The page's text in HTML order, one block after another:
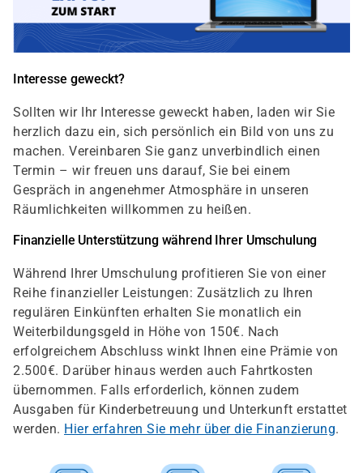
Interesse geweckt?
Sollten wir Ihr Interesse geweckt haben, laden wir Sie
herzlich dazu ein, sich persönlich ein Bild von uns zu
machen. Vereinbaren Sie ganz unverbindlich einen
Termin – wir freuen uns darauf, Sie bei einem
Gespräch in angenehmer Atmosphäre in unseren
Räumlichkeiten willkommen zu heißen.
Finanzielle Unterstützung während Ihrer Umschulung
Während Ihrer Umschulung profitieren Sie von einer
Reihe finanzieller Leistungen: Zusätzlich zu Ihren
regulären Einkünften erhalten Sie monatlich ein
Weiterbildungsgeld in Höhe von 150€. Nach
erfolgreichem Abschluss winkt Ihnen eine Prämie von
2.500€. Darüber hinaus werden auch Fahrtkosten
übernommen. Falls erforderlich, können zudem
Ausgaben für Kinderbetreuung und Unterkunft erstattet
werden. Hier erfahren Sie mehr über die Finanzierung.